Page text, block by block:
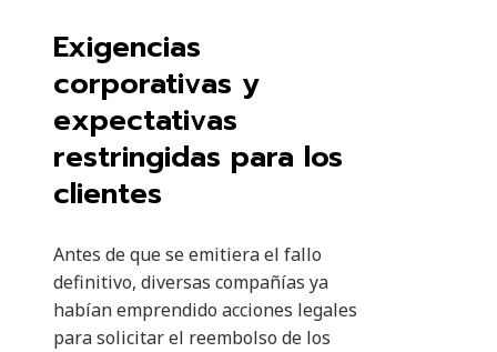
Exigencias
corporativas y
expectativas
restringidas para los
clientes
Antes de que se emitiera el fallo
definitivo, diversas compañías ya
habían emprendido acciones legales
para solicitar el reembolso de los